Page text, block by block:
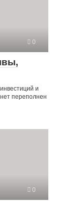
0
и
переполнен
0